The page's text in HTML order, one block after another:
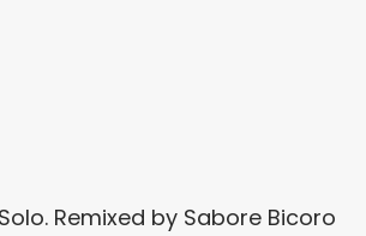
Remixed by Sabore Bicoro